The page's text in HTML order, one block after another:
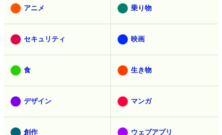
アニメ 乗り物
セキュリティ 映画
食 生き物
デザイン マンガ
創作 ウェブアプリ